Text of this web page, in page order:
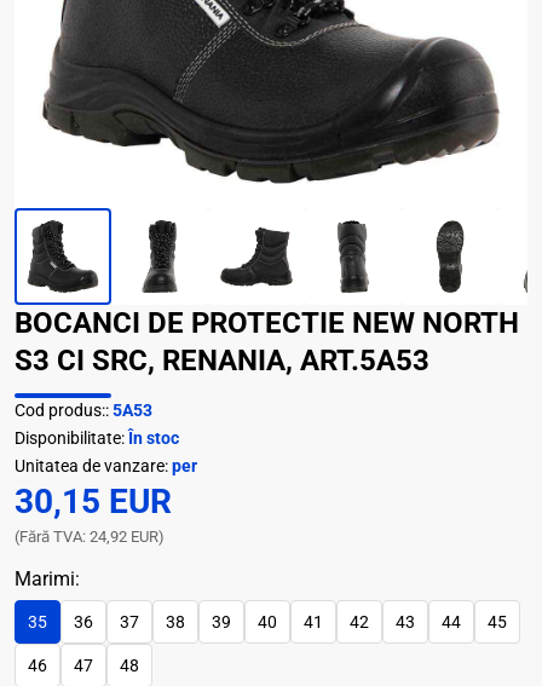
BOCANCI DE PROTECTIE NEW NORTH
S3 CI SRC, RENANIA, ART.5A53
Cod produs::5A53
Disponibilitate: În stoc
Unitatea de vanzare:per
30,15 EUR
(Fără TVA: 24,92 EUR)
Marimi:
35 36 37 38 39 40 41 42 43 44 45
46 47 48